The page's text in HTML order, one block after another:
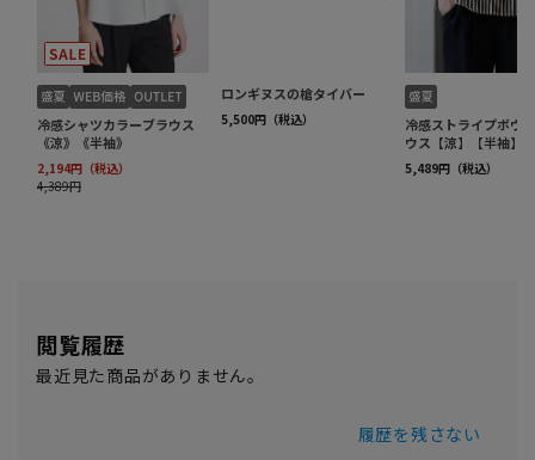
閲覧履歴
最近見た商品がありません。
履歴を残さない